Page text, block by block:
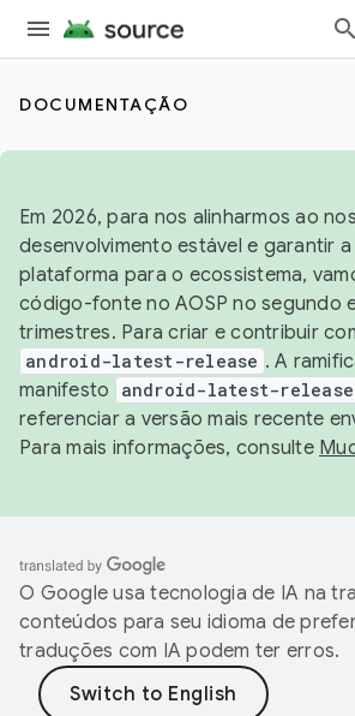
DOCUMENTAÇÃO
Em 2026, para nos alinharmos ao
desenvolvimento estável e garantir
plataforma para o ecossistema,
código-fonte no AOSP no segundo
trimestres. Para criar e contribuir
android-latest-release . A
manifesto
android-latest-release
referenciar a versão mais recente
Para mais informações, consulte
O Google usa tecnologia de IA na
conteúdos para seu idioma de
traduções com IA podem ter erros.